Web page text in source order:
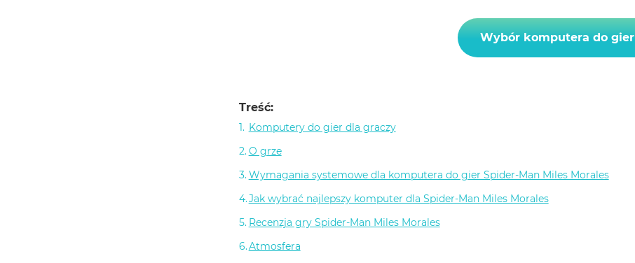
Wybór komputera do gier
Treść:
Komputery do gier dla graczy
O grze
Wymagania systemowe dla komputera do gier Spider-Man Miles Morales
Jak wybrać najlepszy komputer dla Spider-Man Miles Morales
Recenzja gry Spider-Man Miles Morales
Atmosfera